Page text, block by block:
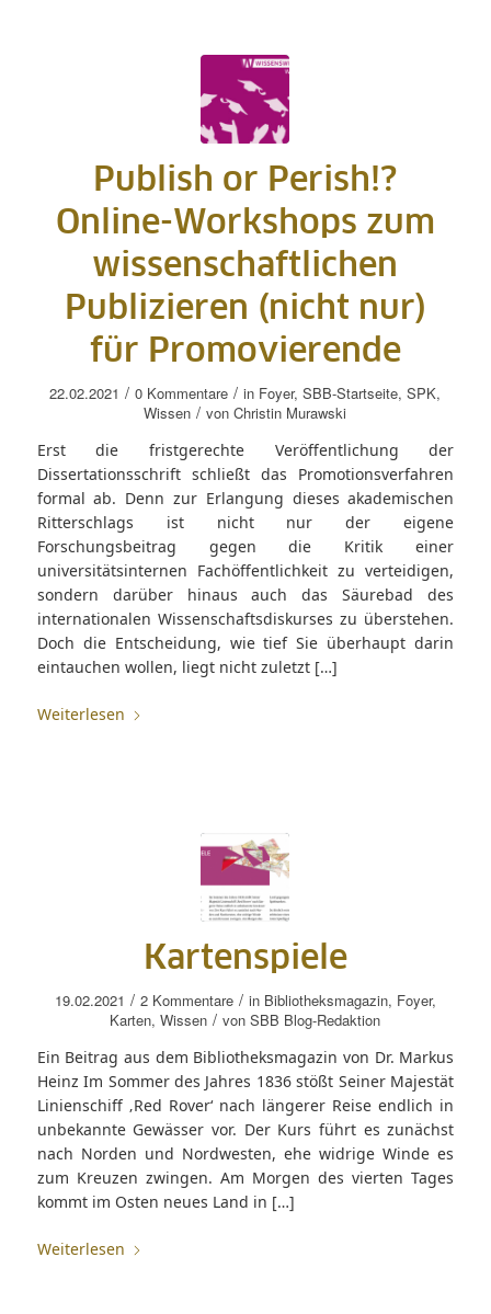
Publish or Perish!?
Online-Workshops zum
wissenschaftlichen
Publizieren (nicht nur)
für Promovierende
22.02.2021 / 0 Kommentare / in Foyer,SBB-Startseite,SPK,
Wissen / vonChristin Murawski
Erst die fristgerechte Veröffentlichung der
Dissertationsschrift schließt das Promotionsverfahren
formal ab. Denn zur Erlangung dieses akademischen
Ritterschlags ist nicht nur der eigene
Forschungsbeitrag gegen die Kritik einer
universitätsinternen Fachöffentlichkeit zu verteidigen,
sondern darüber hinaus auch das Säurebad des
internationalen Wissenschaftsdiskurses zu überstehen.
Doch die Entscheidung, wie tief Sie überhaupt darin
eintauchen wollen, liegt nicht zuletzt […]
Weiterlesen
Kartenspiele
19.02.2021 / 2 Kommentare / in Bibliotheksmagazin, Foyer,
Karten,Wissen / vonSBB Blog-Redaktion
Ein Beitrag aus dem Bibliotheksmagazin von Dr. Markus
Heinz Im Sommer des Jahres 1836 stößt Seiner Majestät
Linienschiff ‚Red Rover‘ nach längerer Reise endlich in
unbekannte Gewässer vor. Der Kurs führt es zunächst
nach Norden und Nordwesten, ehe widrige Winde es
zum Kreuzen zwingen. Am Morgen des vierten Tages
kommt im Osten neues Land in […]
Weiterlesen